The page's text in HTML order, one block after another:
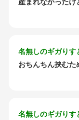
産まれなかっ
名無しのギガりす
おちんちん挟むた
名無しのギガりす